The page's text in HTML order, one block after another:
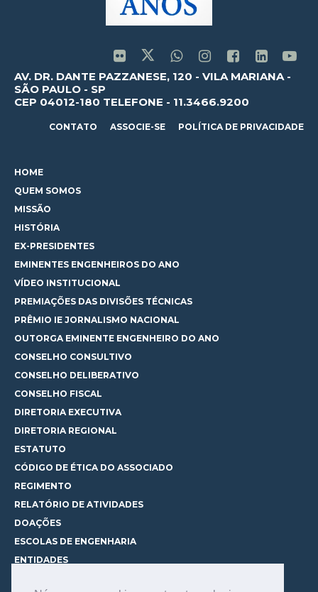
AV. DR. DANTE PAZZANESE, 120 - VILA MARIANA -
SÃO PAULO - SP
CEP 04012-180 TELEFONE - 11.3466.9200
CONTATO ASSOCIE-SE POLÍTICA DE PRIVACIDADE
HOME
QUEM SOMOS
MISSÃO
HISTÓRIA
EX-PRESIDENTES
EMINENTES ENGENHEIROS DO ANO
VÍDEO INSTITUCIONAL
PREMIAÇÕES DAS DIVISÕES TÉCNICAS
PRÊMIO IE JORNALISMO NACIONAL
OUTORGA EMINENTE ENGENHEIRO DO ANO
CONSELHO CONSULTIVO
CONSELHO DELIBERATIVO
CONSELHO FISCAL
DIRETORIA EXECUTIVA
DIRETORIA REGIONAL
ESTATUTO
CÓDIGO DE ÉTICA DO ASSOCIADO
REGIMENTO
RELATÓRIO DE ATIVIDADES
DOAÇÕES
ESCOLAS DE ENGENHARIA
ENTIDADES